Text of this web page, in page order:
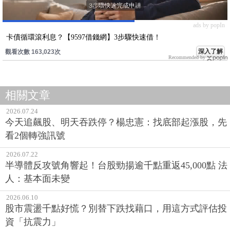
ads by popIn
卡債循環滾利息？【9597借錢網】3步驟快速借！
觀看次數 163,023次 深入了解
Recommended by
相關文章
2026.07.24
今天追飆股、明天吞跌停？楊忠憲：找底部起漲股，先
看2個轉強訊號
2026.07.22
半導體反攻號角響起！台股勁揚逾千點重返45,000點 法
人：基本面未變
2026.06.10
股市震盪千點好慌？別替下跌找藉口，用這方式評估投
資「抗震力」